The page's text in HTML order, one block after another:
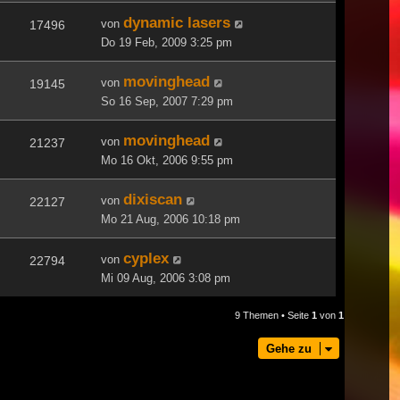
17496 von dynamic lasers
Do 19 Feb, 2009 3:25 pm
19145 von movinghead
So 16 Sep, 2007 7:29 pm
21237 von movinghead
Mo 16 Okt, 2006 9:55 pm
22127 von dixiscan
Mo 21 Aug, 2006 10:18 pm
22794 von cyplex
Mi 09 Aug, 2006 3:08 pm
9 Themen • Seite 1 von 1
Gehe zu